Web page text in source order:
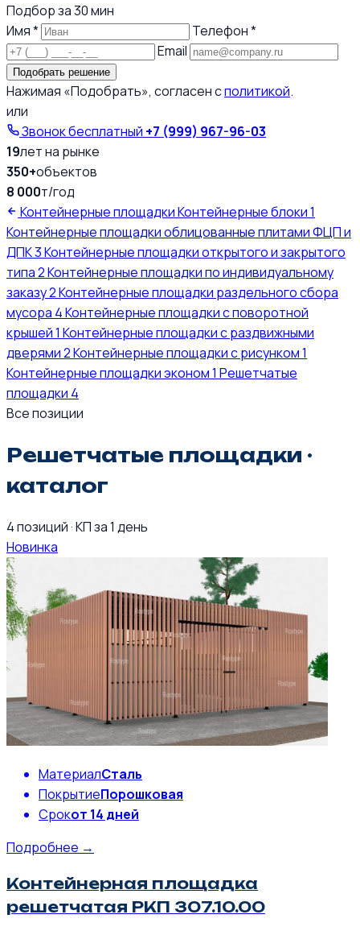
Подбор за 30 мин
Имя *
Телефон *
Email
Подобрать решение
Нажимая «Подобрать», согласен сполитикой.
или
Звонок бесплатный +7 (999) 967-96-03
19лет на рынке
350+объектов
8 000т/год
Контейнерные площадкиКонтейнерные блоки1
Контейнерные площадки облицованные плитами ФЦП и
ДПК3Контейнерные площадки открытого и закрытого
типа2Контейнерные площадки по индивидуальному
заказу2Контейнерные площадки раздельного сбора
мусора 4Контейнерные площадки с поворотной
крышей1 Контейнерные площадки с раздвижными
дверями2Контейнерные площадки с рисунком1
Контейнерные площадки эконом1 Решетчатые
площадки 4
Все позиции
Решетчатые площадки ·
каталог
4 позиций·КП за 1 день
Новинка
МатериалСталь
ПокрытиеПорошковая
Срокот 14 дней
Подробнее →
Контейнерная площадка
решетчатая РКП 307.10.00